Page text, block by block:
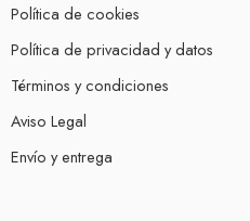
Política de cookies
Política de privacidad y datos
Términos y condiciones
Aviso Legal
Envío y entrega